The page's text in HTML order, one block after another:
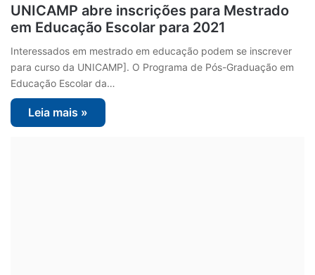
UNICAMP abre inscrições para Mestrado
em Educação Escolar para 2021
Interessados em mestrado em educação podem se inscrever
para curso da UNICAMP]. O Programa de Pós-Graduação em
Educação Escolar da…
Leia mais »